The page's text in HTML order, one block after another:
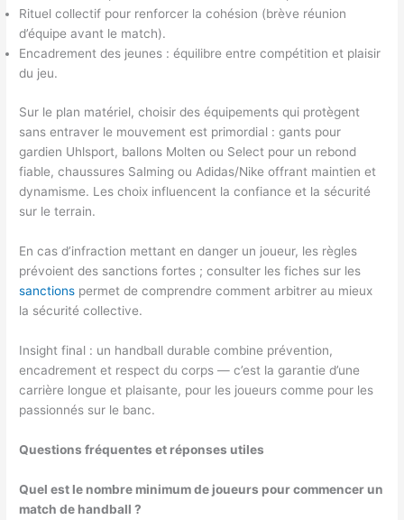
Rituel collectif pour renforcer la cohésion (brève réunion
d’équipe avant le match).
Encadrement des jeunes : équilibre entre compétition et plaisir
du jeu.
Sur le plan matériel, choisir des équipements qui protègent
sans entraver le mouvement est primordial : gants pour
gardien Uhlsport, ballons Molten ou Select pour un rebond
fiable, chaussures Salming ou Adidas/Nike offrant maintien et
dynamisme. Les choix influencent la confiance et la sécurité
sur le terrain.
En cas d’infraction mettant en danger un joueur, les règles
prévoient des sanctions fortes ; consulter les fiches sur les
sanctions permet de comprendre comment arbitrer au mieux
la sécurité collective.
Insight final : un handball durable combine prévention,
encadrement et respect du corps — c’est la garantie d’une
carrière longue et plaisante, pour les joueurs comme pour les
passionnés sur le banc.
Questions fréquentes et réponses utiles
Quel est le nombre minimum de joueurs pour commencer un
match de handball ?